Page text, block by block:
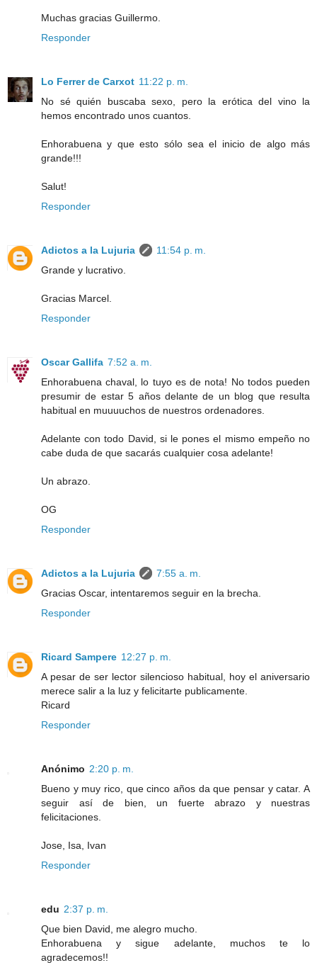
Muchas gracias Guillermo.
Responder
Lo Ferrer de Carxot 11:22 p. m.
No sé quién buscaba sexo, pero la erótica del vino la
hemos encontrado unos cuantos.
Enhorabuena y que esto sólo sea el inicio de algo más
grande!!!
Salut!
Responder
Adictos a la Lujuria
11:54 p. m.
Grande y lucrativo.
Gracias Marcel.
Responder
Oscar Gallifa 7:52 a. m.
Enhorabuena chaval, lo tuyo es de nota! No todos pueden
presumir de estar 5 años delante de un blog que resulta
habitual en muuuuchos de nuestros ordenadores.
Adelante con todo David, si le pones el mismo empeño no
cabe duda de que sacarás cualquier cosa adelante!
Un abrazo.
OG
Responder
Adictos a la Lujuria
7:55 a. m.
Gracias Oscar, intentaremos seguir en la brecha.
Responder
Ricard Sampere 12:27 p. m.
A pesar de ser lector silencioso habitual, hoy el aniversario
merece salir a la luz y felicitarte publicamente.
Ricard
Responder
Anónimo 2:20 p. m.
Bueno y muy rico, que cinco años da que pensar y catar. A
seguir así de bien, un fuerte abrazo y nuestras
felicitaciones.
Jose, Isa, Ivan
Responder
edu 2:37 p. m.
Que bien David, me alegro mucho.
Enhorabuena y sigue adelante, muchos te lo
agradecemos!!